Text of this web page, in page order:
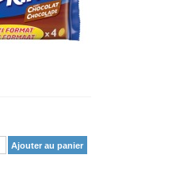
Ajouter au panier